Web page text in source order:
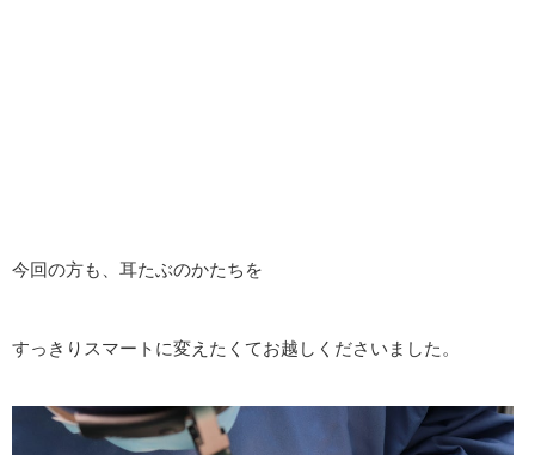
今回の方も、耳たぶのかたちを
すっきりスマートに変えたくてお越しくださいました。